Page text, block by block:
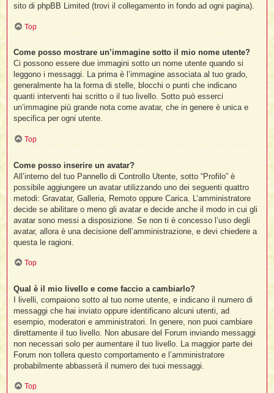
sito di phpBB Limited (trovi il collegamento in fondo ad ogni pagina).
Top
Come posso mostrare un’immagine sotto il mio nome utente?
Ci possono essere due immagini sotto un nome utente quando si
leggono i messaggi. La prima è l’immagine associata al tuo grado,
generalmente ha la forma di stelle, blocchi o punti che indicano
quanti interventi hai scritto o il tuo livello. Sotto può esserci
un’immagine più grande nota come avatar, che in genere è unica e
specifica per ogni utente.
Top
Come posso inserire un avatar?
All’interno del tuo Pannello di Controllo Utente, sotto “Profilo” è
possibile aggiungere un avatar utilizzando uno dei seguenti quattro
metodi: Gravatar, Galleria, Remoto oppure Carica. L’amministratore
decide se abilitare o meno gli avatar e decide anche il modo in cui gli
avatar sono messi a disposizione. Se non ti è concesso l’uso degli
avatar, allora è una decisione dell’amministrazione, e devi chiedere a
questa le ragioni.
Top
Qual è il mio livello e come faccio a cambiarlo?
I livelli, compaiono sotto al tuo nome utente, e indicano il numero di
messaggi che hai inviato oppure identificano alcuni utenti, ad
esempio, moderatori e amministratori. In genere, non puoi cambiare
direttamente il tuo livello. Non abusare del Forum inviando messaggi
non necessari solo per aumentare il tuo livello. La maggior parte dei
Forum non tollera questo comportamento e l’amministratore
probabilmente abbasserà il numero dei tuoi messaggi.
Top